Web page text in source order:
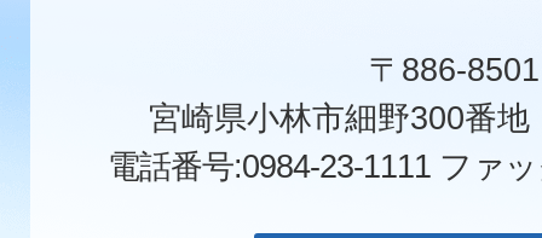
〒886-8501
宮崎県小林市細野300番
電話番号:0984-23-1111 ファ